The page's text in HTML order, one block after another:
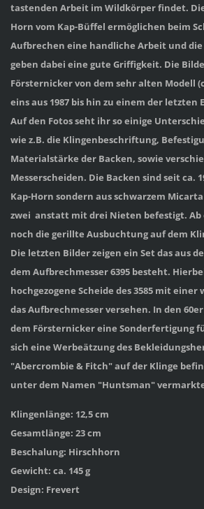
tastenden Arbeit im Wildkörper findet.
Horn vom Kap-Büffel ermöglichen beim
Aufbrechen eine handliche Arbeit und
geben dabei eine gute Griffigkeit. Die
Försternicker von dem sehr alten Modell
eins aus 1987 bis hin zu einem der letzten
Auf den Fotos seht ihr so einige
wie z.B. die Klingenbeschriftung,
Materialstärke der Backen, sowie
Messerscheiden. Die Backen sind seit ca.
Kap-Horn sondern aus schwarzem
zwei anstatt mit drei Nieten befestigt. Ab
noch die gerillte Ausbuchtung auf dem
Die letzten Bilder zeigen ein Set das aus
dem Aufbrechmesser 6395 besteht.
hochgezogene Scheide des 3585 mit
das Aufbrechmesser versehen. In den
dem Försternickereine Sonderfertigung
sich eine Werbeätzung des
"Abercrombie & Fitch" auf der Klinge
unter dem Namen "Huntsman"
Klingenlänge: 12,5 cm
Gesamtlänge: 23 cm
Beschalung: Hirschhorn
Gewicht: ca. 145 g
Design: Frevert